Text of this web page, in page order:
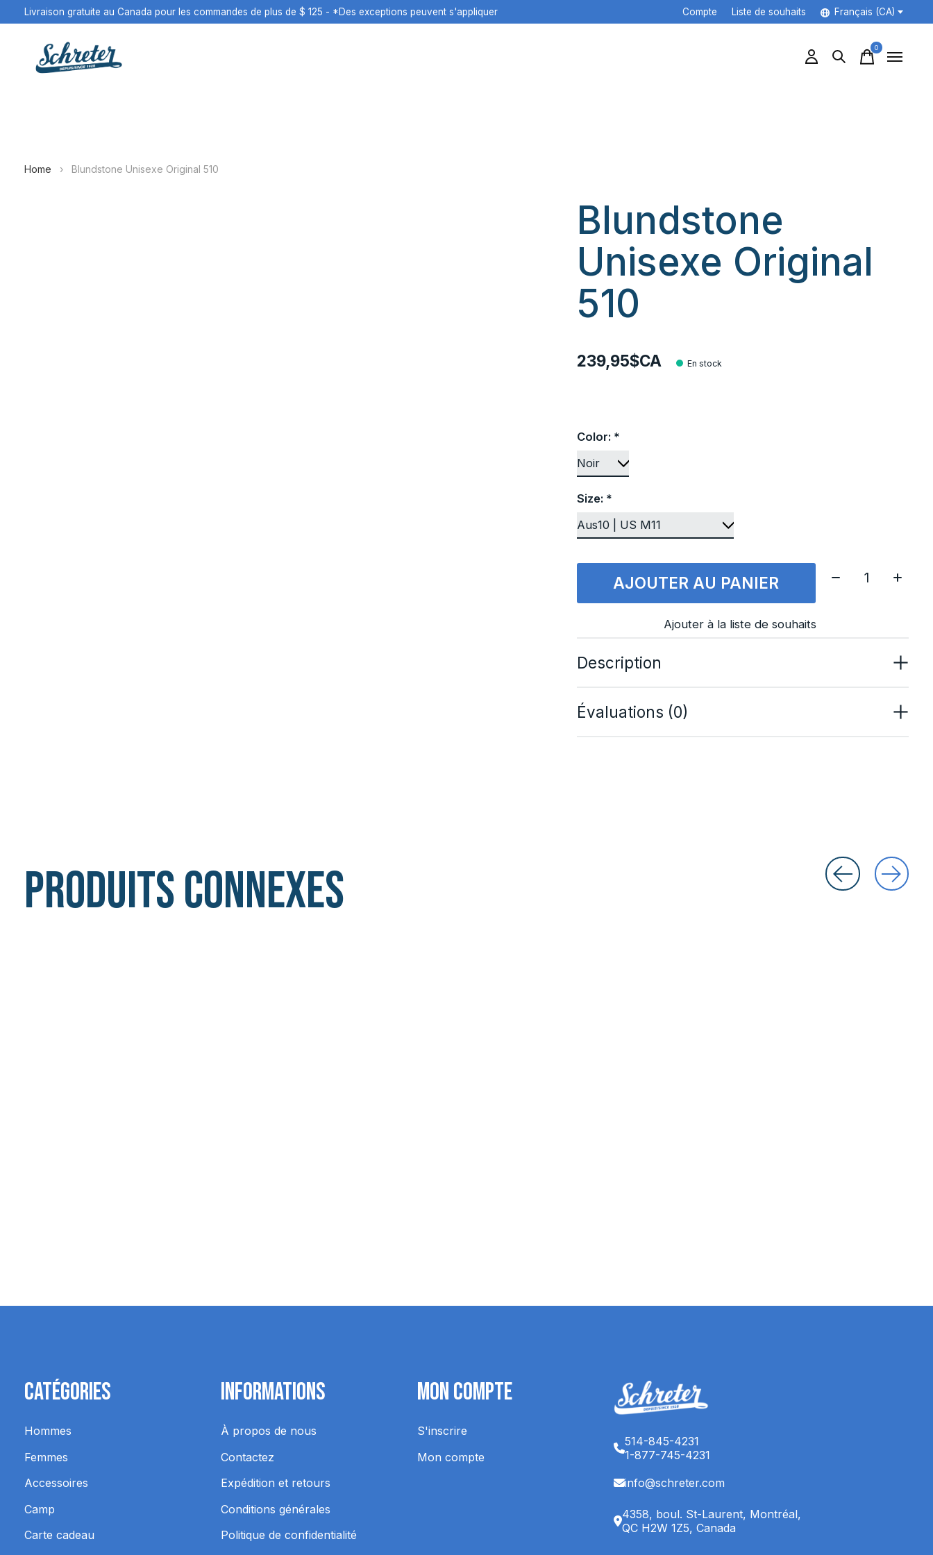
Livraison gratuite au Canada pour les commandes de plus de $ 125 - *Des exceptions peuvent s'appliquer Compte Liste de souhaits Français (CA)
0items
Home › Blundstone Unisexe Original 510
Blundstone
Unisexe Original
510
239,95$CA En stock
Color: *
Size: *
AJOUTER AU PANIER
Quantité:
Ajouter à la liste de souhaits
Description
Évaluations (0)
Produits connexes
Catégories
Hommes
Femmes
Accessoires
Camp
Carte cadeau
Informations
À propos de nous
Contactez
Expédition et retours
Conditions générales
Politique de confidentialité
Mon Compte
S'inscrire
Mon compte
514-845-4231
1-877-745-4231
info@schreter.com
4358, boul. St-Laurent, Montréal,
QC H2W 1Z5, Canada